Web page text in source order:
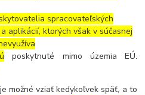
spracovateľských
aplikácií, ktorých však v súčasnej
poskytnuté mimo územia EÚ.
možné vziať kedykoľvek späť, a to